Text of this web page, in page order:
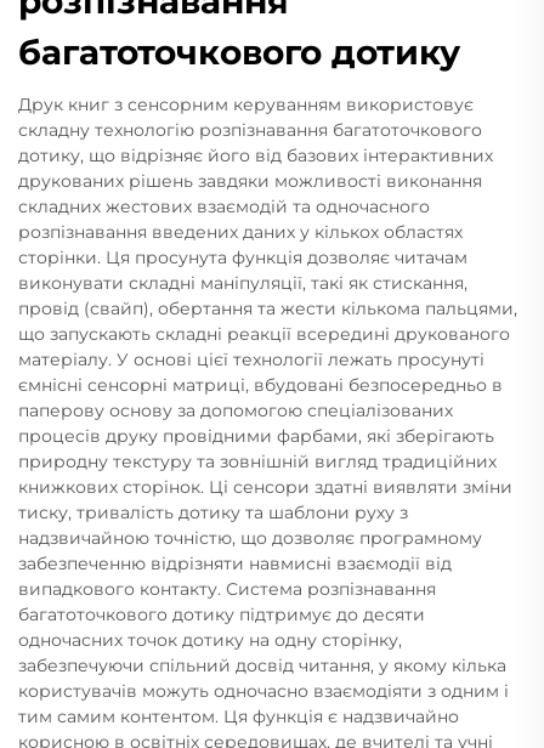
багатоточкового дотику
Друк книг з сенсорним керуванням використовує
складну технологію розпізнавання багатоточкового
дотику, що відрізняє його від базових інтерактивних
друкованих рішень завдяки можливості виконання
складних жестових взаємодій та одночасного
розпізнавання введених даних у кількох областях
сторінки. Ця просунута функція дозволяє читачам
виконувати складні маніпуляції, такі як стискання,
провід (свайп), обертання та жести кількома пальцями,
що запускають складні реакції всередині друкованого
матеріалу. У основі цієї технології лежать просунуті
ємнісні сенсорні матриці, вбудовані безпосередньо в
паперову основу за допомогою спеціалізованих
процесів друку провідними фарбами, які зберігають
природну текстуру та зовнішній вигляд традиційних
книжкових сторінок. Ці сенсори здатні виявляти зміни
тиску, тривалість дотику та шаблони руху з
надзвичайною точністю, що дозволяє програмному
забезпеченню відрізняти навмисні взаємодії від
випадкового контакту. Система розпізнавання
багатоточкового дотику підтримує до десяти
одночасних точок дотику на одну сторінку,
забезпечуючи спільний досвід читання, у якому кілька
користувачів можуть одночасно взаємодіяти з одним і
тим самим контентом. Ця функція є надзвичайно
корисною в освітніх середовищах, де вчителі та учні